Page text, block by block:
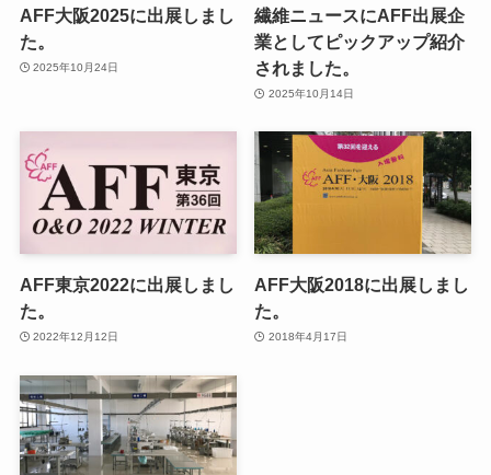
AFF大阪2025に出展しまし
た。
2025年10月24日
繊維ニュースにAFF出展企
業としてピックアップ紹介
されました。
2025年10月14日
AFF東京2022に出展しまし
た。
2022年12月12日
AFF大阪2018に出展しまし
た。
2018年4月17日